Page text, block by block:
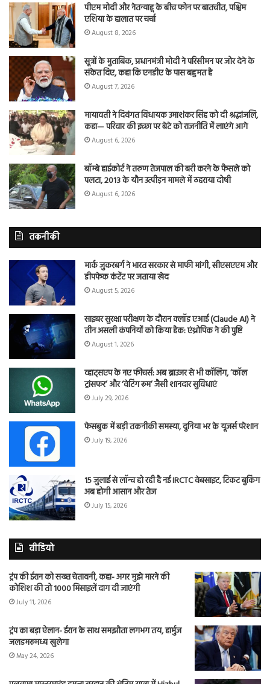
पीएम मोदी और नेतन्याहू के बीच फोन पर बातचीत, पश्चिम
एशिया के हालात पर चर्चा
August 8, 2026
सूत्रों के मुताबिक, प्रधानमंत्री मोदी ने परिसीमन पर जोर देने के
संकेत दिए, कहा कि एनडीए के पास बहुमत है
August 7, 2026
मायावती ने दिवंगत विधायक उमाशंकर सिंह को दी श्रद्धांजलि,
कहा— परिवार की इच्छा पर बेटे को राजनीति में लाएंगे आगे
August 6, 2026
बॉम्बे हाईकोर्ट ने तरुण तेजपाल की बरी करने के फैसले को
पलटा, 2013 के यौन उत्पीड़न मामले में ठहराया दोषी
August 6, 2026
तकनीकी
मार्क जुकरबर्ग ने भारत सरकार से माफी मांगी, सीएसएएम और
डीपफेक कंटेंट पर जताया खेद
August 5, 2026
साइबर सुरक्षा परीक्षण के दौरान क्लॉड एआई (Claude AI) ने
तीन असली कंपनियों को किया हैक: एंथ्रोपिक ने की पुष्टि
August 1, 2026
व्हाट्सएप के नए फीचर्स: अब ब्राउजर से भी कॉलिंग, ‘कॉल
ट्रांसफर’ और ‘वेटिंग रूम’ जैसी शानदार सुविधाएं
July 29, 2026
फेसबुक में बड़ी तकनीकी समस्या, दुनिया भर के यूजर्स परेशान
July 19, 2026
15 जुलाई से लॉन्च हो रही है नई IRCTC वेबसाइट, टिकट बुकिंग
अब होगी आसान और तेज
July 15, 2026
वीडियो
ट्रंप की ईरान को सख्त चेतावनी, कहा- अगर मुझे मारने की
कोशिश की तो 1000 मिसाइलें दाग दी जाएंगी
July 11, 2026
ट्रंप का बड़ा ऐलान- ईरान के साथ समझौता लगभग तय, हार्मुज
जलडमरूमध्य खुलेगा
May 24, 2026